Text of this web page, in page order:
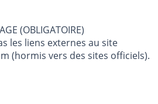
TEXTE DE VOTRE MESSAGE (OBLIGATOIRE)
les liens externes au site
(hormis vers des sites officiels).